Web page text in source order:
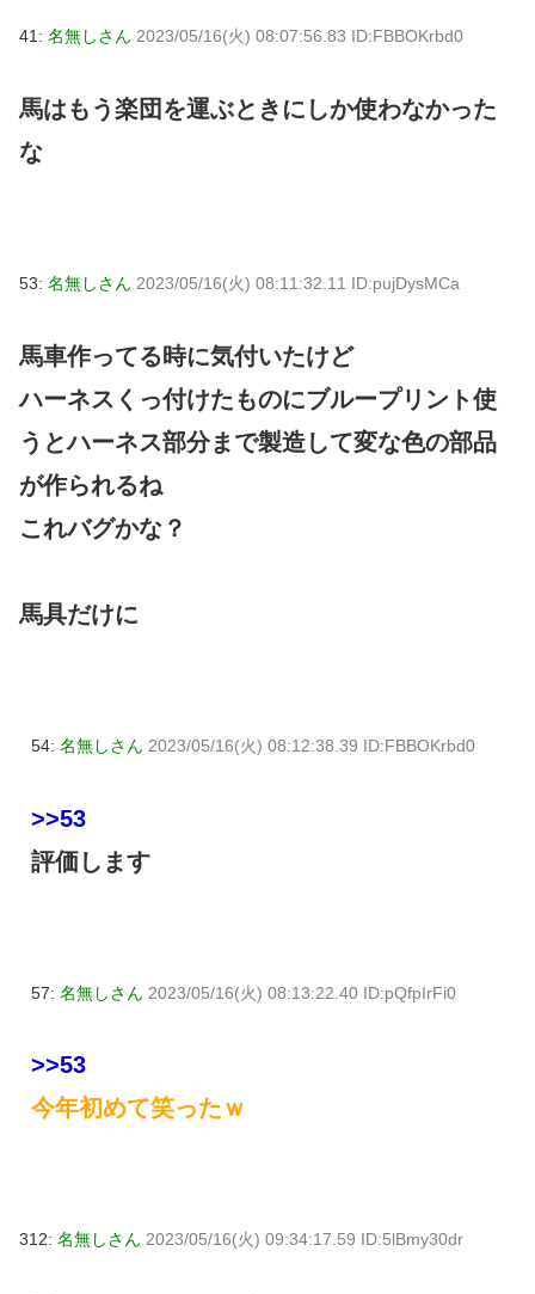
41: 名無しさん 2023/05/16(火) 08:07:56.83 ID:FBBOKrbd0
馬はもう楽団を運ぶときにしか使わなかった
な
53: 名無しさん 2023/05/16(火) 08:11:32.11 ID:pujDysMCa
馬車作ってる時に気付いたけど
ハーネスくっ付けたものにブループリント使
うとハーネス部分まで製造して変な色の部品
が作られるね
これバグかな？
馬具だけに
54: 名無しさん 2023/05/16(火) 08:12:38.39 ID:FBBOKrbd0
>>53
評価します
57: 名無しさん 2023/05/16(火) 08:13:22.40 ID:pQfpIrFi0
>>53
今年初めて笑ったｗ
312: 名無しさん 2023/05/16(火) 09:34:17.59 ID:5lBmy30dr